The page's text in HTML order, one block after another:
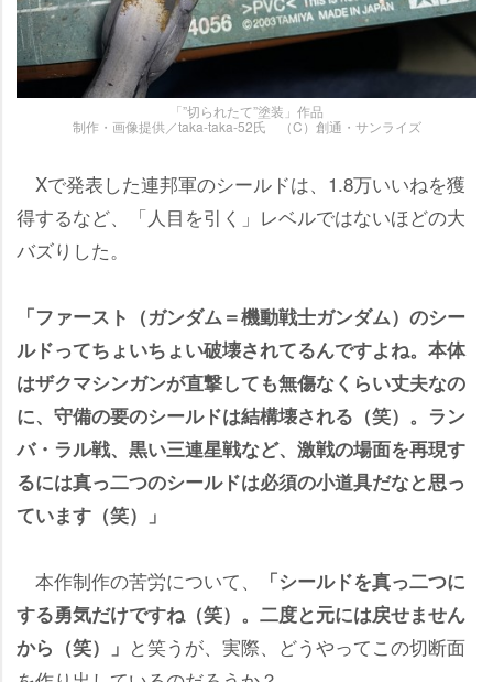
「”切られたて”塗装」作品
制作・画像提供／taka-taka-52氏 （C）創通・サンライズ
Xで発表した連邦軍のシールドは、1.8万いいねを獲
得するなど、「人目を引く」レベルではないほどの大
バズりした。
「ファースト（ガンダム＝機動戦士ガンダム）のシー
ルドってちょいちょい破壊されてるんですよね。本体
はザクマシンガンが直撃しても無傷なくらい丈夫なの
に、守備の要のシールドは結構壊される（笑）。ラン
バ・ラル戦、黒い三連星戦など、激戦の場面を再現す
るには真っ二つのシールドは必須の小道具だなと思っ
ています（笑）」
本作制作の苦労について、
「シールドを真っ二つに
する勇気だけですね（笑）。二度と元には戻せません
から（笑）」 と笑うが、実際、どうやってこの切断面